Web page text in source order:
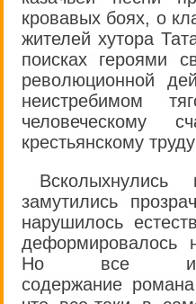
кровавых боях, о
жителей хутора
поисках героями
революционной
неистребимом
человеческому
крестьянскому
замутились
нарушилось
деформировалось
Но все
содержание